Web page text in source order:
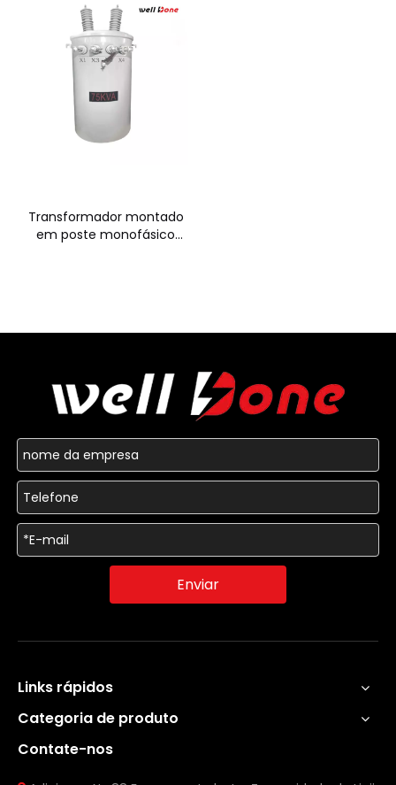
Transformador montado
em poste monofásico
Enviar
Links rápidos
Categoria de produto
Contate-nos